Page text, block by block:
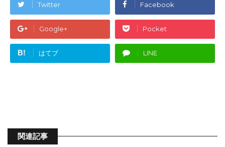
Twitter Facebook
Google+ Pocket
B! はてブ LINE
関連記事